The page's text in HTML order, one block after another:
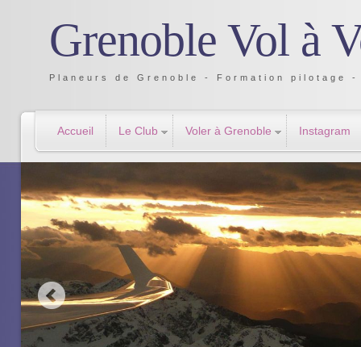
Grenoble Vol à
Planeurs de Grenoble - Formation
Accueil Le Club Voler à Grenoble Instagram